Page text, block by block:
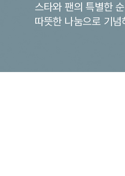
스타와 팬의 특별한
따뜻한 나눔으로 기념